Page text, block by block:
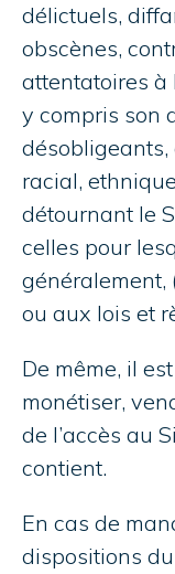
délictuels,
obscènes,
attentatoires à
y compris son
racial,
détournant le
celles pour
généralement,
ou aux lois et
De même, il
monétiser,
de l’accès au
contient.
En cas de
dispositions